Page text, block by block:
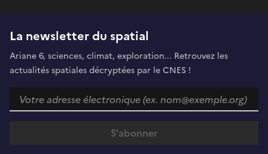
La newsletter du spatial
Ariane 6, sciences, climat, exploration... Retrouvez les
actualités spatiales décryptées par le CNES !